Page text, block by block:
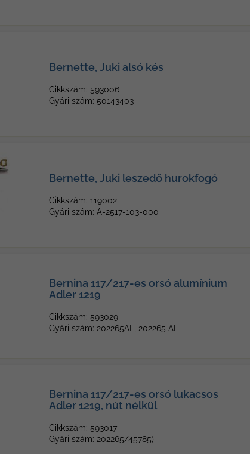
Bernette, Juki alsó kés
Cikkszám: 593006
Gyári szám: 50143403
Bernette, Juki leszedő hurokfogó
Cikkszám: 119002
Gyári szám: A-2517-103-000
Bernina 117/217-es orsó alumínium
Adler 1219
Cikkszám: 593029
Gyári szám: 202265AL, 202265 AL
Bernina 117/217-es orsó lukacsos
Adler 1219, nút nélkül
Cikkszám: 593017
Gyári szám: 202265/45785)